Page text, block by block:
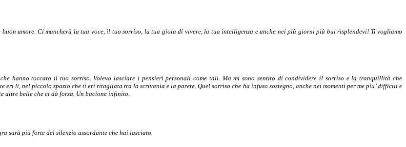
umore. Ci mancherà la tua voce, il tuo sorriso, la tua gioia di vivere, la tua intelligenza e anche nei più giorni più bui risplendevi! Ti vogliamo
hanno toccato il tuo sorriso. Volevo lasciare i pensieri personali come tali. Ma mi sono sentito di condividere il sorriso e la tranquillità che
lì, nel piccolo spazio che ti eri ritagliata tra la scrivania e la parete. Quel sorriso che ha infuso sostegno, anche nei momenti per me piu’ difficili e
altre belle che ci dà forza. Un bacione infinito.
sarà più forte del silenzio assordante che hai lasciato.